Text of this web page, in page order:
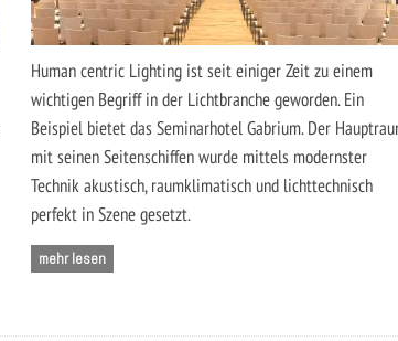
Human centric Lighting ist seit einiger Zeit zu einem
wichtigen Begriff in der Lichtbranche geworden. Ein
Beispiel bietet das Seminarhotel Gabrium. Der
mit seinen Seitenschiffen wurde mittels modernster
Technik akustisch, raumklimatisch und lichttechnisch
perfekt in Szene gesetzt.
mehr lesen